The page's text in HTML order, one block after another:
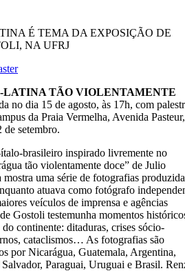
É TEMA DA EXPOSIÇÃO DE
NA UFRJ
LATINA TÃO VIOLENTAMENTE
no dia 15 de agosto, às 17h, com
da Praia Vermelha, Avenida Pasteur,
de setembro.
brasileiro inspirado livremente no
tão violentamente doce” de Julio
mostra uma série de fotografias
atuava como fotógrafo
veículos de imprensa e agências
Gostoli testemunha momentos
continente: ditaduras, crises sócio-
cataclismos… As fotografias são
por Nicarágua, Guatemala, Argentina,
Paraguai, Uruguai e Brasil.